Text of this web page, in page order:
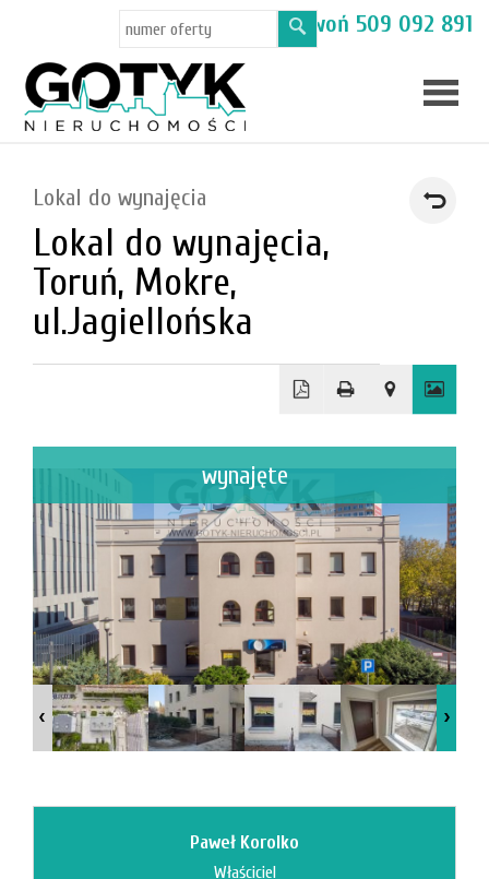
Masz pytania? Zadzwoń 509 092 891
Lokal do wynajęcia
Lokal do wynajęcia,
Toruń, Mokre,
ul.Jagiellońska
wynajęte
Paweł Korolko
Właściciel